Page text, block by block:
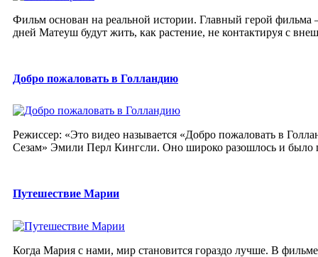
Фильм основан на реальной истории. Главный герой
дней Матеуш будут жить, как растение, не контактируя с
Добро пожаловать в Голландию
Режиссер: «Это видео называется «Добро пожаловать в
Сезам» Эмили Перл Кингсли. Оно широко разошлось и было
Путешествие Марии
Когда Мария с нами, мир становится гораздо лучше. В